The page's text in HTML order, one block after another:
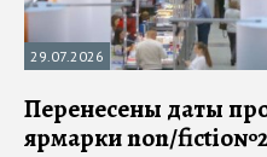
29.07.2026
Перенесены даты
ярмарки non/